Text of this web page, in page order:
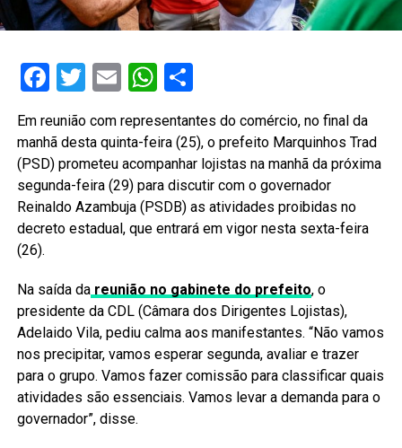
Facebook
Twitter
EmailWhatsApp
Share
Em reunião com representantes do comércio, no final da
manhã desta quinta-feira (25), o prefeito Marquinhos Trad
(PSD) prometeu acompanhar lojistas na manhã da próxima
segunda-feira (29) para discutir com o governador
Reinaldo Azambuja (PSDB) as atividades proibidas no
decreto estadual, que entrará em vigor nesta sexta-feira
(26).
Na saída dareunião no gabinete do prefeito, o
presidente da CDL (Câmara dos Dirigentes Lojistas),
Adelaido Vila, pediu calma aos manifestantes. “Não vamos
nos precipitar, vamos esperar segunda, avaliar e trazer
para o grupo. Vamos fazer comissão para classificar quais
atividades são essenciais. Vamos levar a demanda para o
governador”, disse.